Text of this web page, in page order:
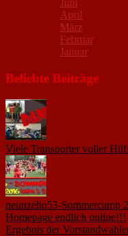
Juni
April
März
Februar
Januar
Beliebte Beiträge
Viele Transporter voller
neunzehn53-Sommercamp
Homepage endlich online!!!
Ergebnis der